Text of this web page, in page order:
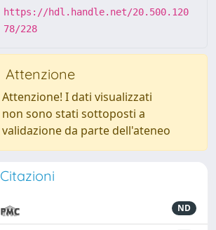
https://hdl.handle.net/20.500.120
78/228
Attenzione
Attenzione! I dati visualizzati
non sono stati sottoposti a
validazione da parte dell'ateneo
Citazioni
ND